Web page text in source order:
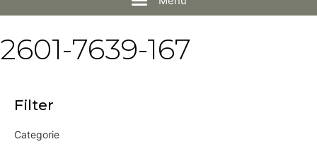
2601-7639-167
Filter
Categorie